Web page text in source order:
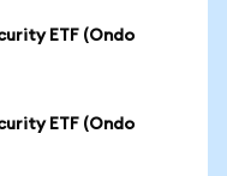
ETF (Ondo
ETF (Ondo